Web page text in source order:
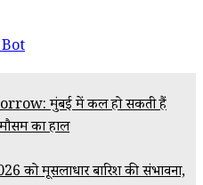
मुंबई में कल हो सकती हैं
का हाल
को मूसलाधार बारिश की संभावना,